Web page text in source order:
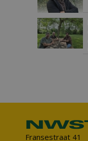
Fransestraat 41